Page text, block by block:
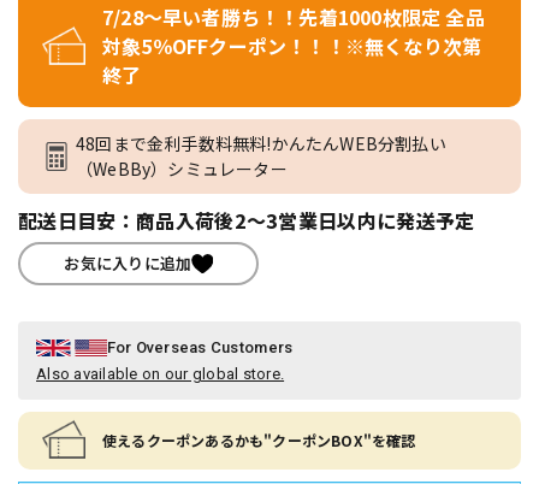
7/28～早い者勝ち！！先着1000枚限定 全品
対象5％OFFクーポン！！！※無くなり次第
終了
48回まで金利手数料無料!かんたんWEB分割払い
（WeBBy）シミュレーター
配送日目安：商品入荷後2～3営業日以内に発送予定
お気に入りに追加
For Overseas Customers
Also available on our global store.
使えるクーポンあるかも"クーポンBOX"を確認